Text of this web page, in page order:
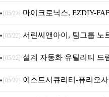
[05/22] 마이크로닉스, EZDIY-
시
[05/22] 서린씨앤아이, 팀그룹 노
5600MHz 16GB 출시
[05/22] 설계 자동화 유틸리티 드
무상 배포
[05/22] 이스트시큐리티-퓨리오